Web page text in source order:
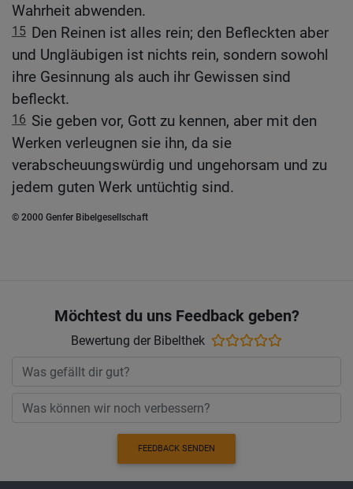
Wahrheit abwenden.
15 Den Reinen ist alles rein; den Befleckten aber
und Ungläubigen ist nichts rein, sondern sowohl
ihre Gesinnung als auch ihr Gewissen sind
befleckt.
16 Sie geben vor, Gott zu kennen, aber mit den
Werken verleugnen sie ihn, da sie
verabscheuungswürdig und ungehorsam und zu
jedem guten Werk untüchtig sind.
© 2000 Genfer Bibelgesellschaft
Möchtest du uns Feedback geben?
Bewertung der Bibelthek
FEEDBACK SENDEN